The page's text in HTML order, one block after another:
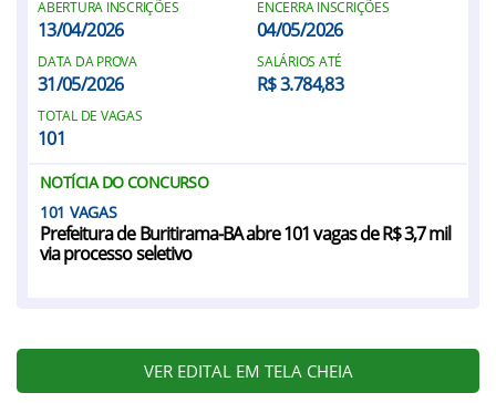
ABERTURA INSCRIÇÕES
13/04/2026
ENCERRA INSCRIÇÕES
04/05/2026
DATA DA PROVA
31/05/2026
SALÁRIOS ATÉ
R$ 3.784,83
TOTAL DE VAGAS
101
NOTÍCIA DO CONCURSO
101
Prefeitura de Buritirama-BA abre 101 vagas de R$ 3,7 mil
via processo seletivo
VER EDITAL EM TELA CHEIA